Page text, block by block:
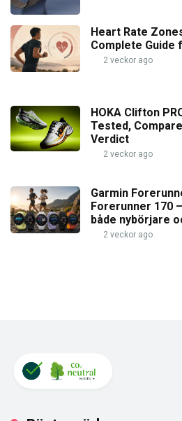
Heart Rate
Complete Guide
2 veckor ago
HOKA Clifton
Tested,
Verdict
2 veckor ago
Garmin
Forerunner 170
både nybörjare
2 veckor ago